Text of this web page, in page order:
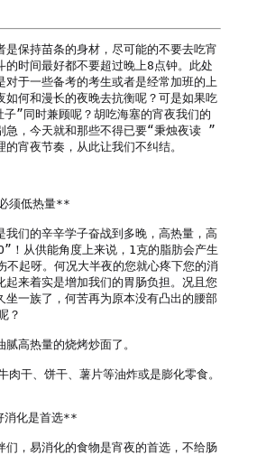
是保持苗条的身材，尽可能的不要去吃宵
的时间最好都不要超过晚上8点钟。此处
对于一些备考的考生或者是经常加班的上
如何和漫长的夜晚去抗衡呢？可是如果吃
”同时兼顾呢？胡吃海塞的宵夜我们的
急，今天就和那些不得已要“秉烛夜读 ”
宵夜节奏，从此让我们不纠结。
须低热量**
我们的辛辛学子奋战到多晚，高热量，高
！从供能角度上来说，1克的脂肪会产生
起呀。何况大半夜的您就心疼下您的消
起来着实是增加我们的胃肠负担。况且您
坐一族了，何苦再为原本没有凸出的腰部
？
高热量的烧烤炒面了。
干、饼干、薯片等油炸或是膨化零食。
消化是首选**
们，易消化的食物是宵夜的首选，不给肠